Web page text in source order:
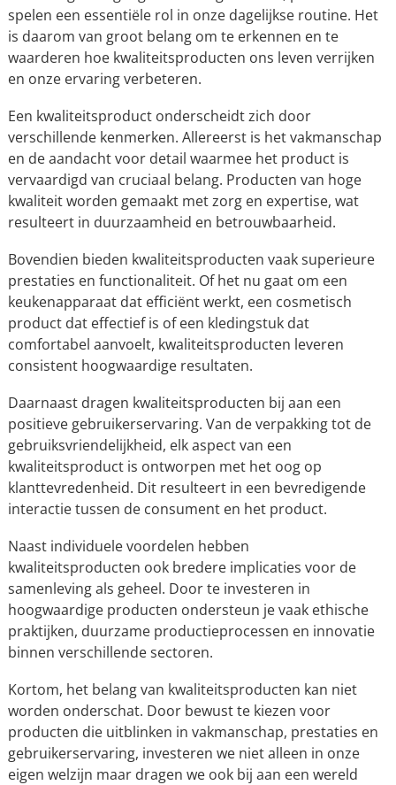
spelen een essentiële rol in onze dagelijkse routine. Het
is daarom van groot belang om te erkennen en te
waarderen hoe kwaliteitsproducten ons leven verrijken
en onze ervaring verbeteren.
Een kwaliteitsproduct onderscheidt zich door
verschillende kenmerken. Allereerst is het vakmanschap
en de aandacht voor detail waarmee het product is
vervaardigd van cruciaal belang. Producten van hoge
kwaliteit worden gemaakt met zorg en expertise, wat
resulteert in duurzaamheid en betrouwbaarheid.
Bovendien bieden kwaliteitsproducten vaak superieure
prestaties en functionaliteit. Of het nu gaat om een ​​
keukenapparaat dat efficiënt werkt, een cosmetisch
product dat effectief is of een kledingstuk dat
comfortabel aanvoelt, kwaliteitsproducten leveren
consistent hoogwaardige resultaten.
Daarnaast dragen kwaliteitsproducten bij aan een
positieve gebruikerservaring. Van de verpakking tot de
gebruiksvriendelijkheid, elk aspect van een
kwaliteitsproduct is ontworpen met het oog op
klanttevredenheid. Dit resulteert in een bevredigende
interactie tussen de consument en het product.
Naast individuele voordelen hebben
kwaliteitsproducten ook bredere implicaties voor de
samenleving als geheel. Door te investeren in
hoogwaardige producten ondersteun je vaak ethische
praktijken, duurzame productieprocessen en innovatie
binnen verschillende sectoren.
Kortom, het belang van kwaliteitsproducten kan niet
worden onderschat. Door bewust te kiezen voor
producten die uitblinken in vakmanschap, prestaties en
gebruikerservaring, investeren we niet alleen in onze
eigen welzijn maar dragen we ook bij aan een wereld